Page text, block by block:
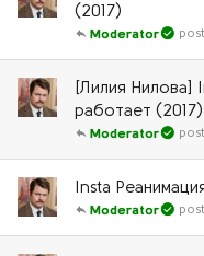
(2017)
Moderator
[Лилия Нилова]
работает (2017)
Moderator
Insta
Moderator